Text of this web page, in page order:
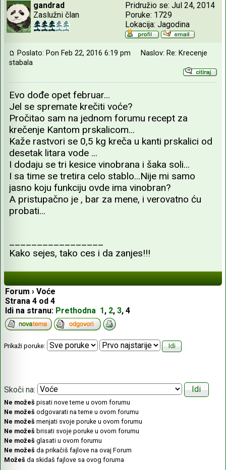
gandrad
Zaslužni član
Pridružio se: Jul 24, 2014
Poruke: 1729
Lokacija: Jagodina
Poslato: Pon Feb 22, 2016 6:19 pm
Naslov: Re: Krecenje
stabala
Evo dođe opet februar...
Jel se spremate krečiti voće?
Pročitao sam na jednom forumu recept za
krečenje Kantom prskalicom...
Kaže rastvori se 0,5 kg kreča u kanti prskalici od
desetak litara vode ...
I dodaju se tri kesice vinobrana i šaka soli...
I sa time se tretira celo stablo...Nije mi samo
jasno koju funkciju ovde ima vinobran?
A pristupačno je , bar za mene, i verovatno ću
probati...
_________________
Kako sejes, tako ces i da zanjes!!!
Forum › Voće
Strana 4 od 4
Idi na stranu: Prethodna 1 , 2, 3, 4
Prikaži poruke:
Skoči na:
Ne možeš pisati nove teme u ovom forumu
Ne možeš odgovarati na teme u ovom forumu
Ne možeš menjati svoje poruke u ovom forumu
Ne možeš brisati svoje poruke u ovom forumu
Ne možeš glasati u ovom forumu
Ne možeš da prikačiš fajlove na ovaj Forum
Možeš da skidaš fajlove sa ovog foruma